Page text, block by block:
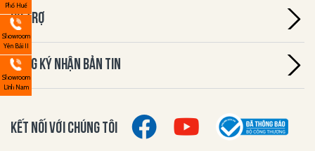
Phố Huế
Showroom
Yên Bái II
Showroom
Lĩnh Nam
HỖ TRỢ
ĐĂNG KÝ NHẬN BẢN TIN
KẾT NỐI VỚI CHÚNG TÔI